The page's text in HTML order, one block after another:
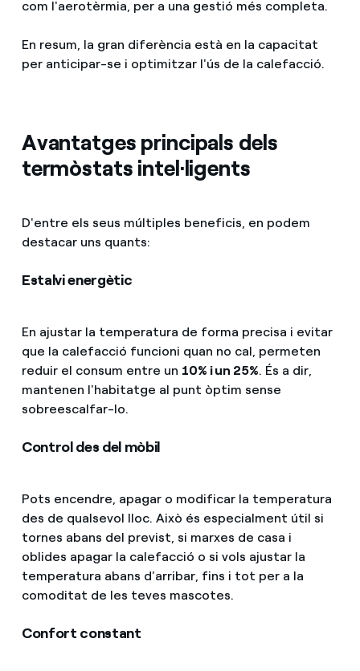
com l'aerotèrmia, per a una gestió més completa.
En resum, la gran diferència està en la capacitat
per anticipar-se i optimitzar l'ús de la calefacció.
Avantatges principals dels
termòstats intel·ligents
D'entre els seus múltiples beneficis, en podem
destacar uns quants:
Estalvi energètic
En ajustar la temperatura de forma precisa i evitar
que la calefacció funcioni quan no cal, permeten
reduir el consum entre un 10% i un 25%. És a dir,
mantenen l'habitatge al punt òptim sense
sobreescalfar-lo.
Control des del mòbil
Pots encendre, apagar o modificar la temperatura
des de qualsevol lloc. Això és especialment útil si
tornes abans del previst, si marxes de casa i
oblides apagar la calefacció o si vols ajustar la
temperatura abans d'arribar, fins i tot per a la
comoditat de les teves mascotes.
Confort constant